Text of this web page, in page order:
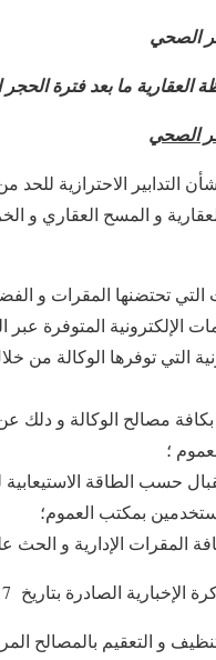
الصحي
العقارية ما بعد فترة
الصحي
المذكرة الصادر في 16مارس 2020 بشأن
و المسح العقاري
تحتضنها المقرات و
المتوفرة عبر
التي توفرها الوكالة من
بكافة مصالح الوكالة و دلك
؛
حسب الطاقة الاستيعابية
بمكتب العموم؛
المقرات الإدارية و الحث
بتاريخ 17مارس 2020 و التي نصت على :